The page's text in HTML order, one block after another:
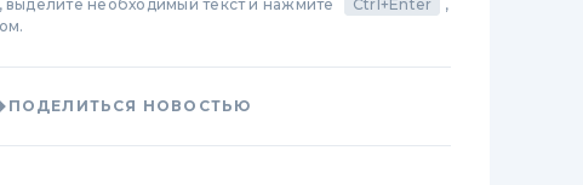
необходимый текст и нажмите Ctrl+Enter
,
ПОДЕЛИТЬСЯ НОВОСТЬЮ